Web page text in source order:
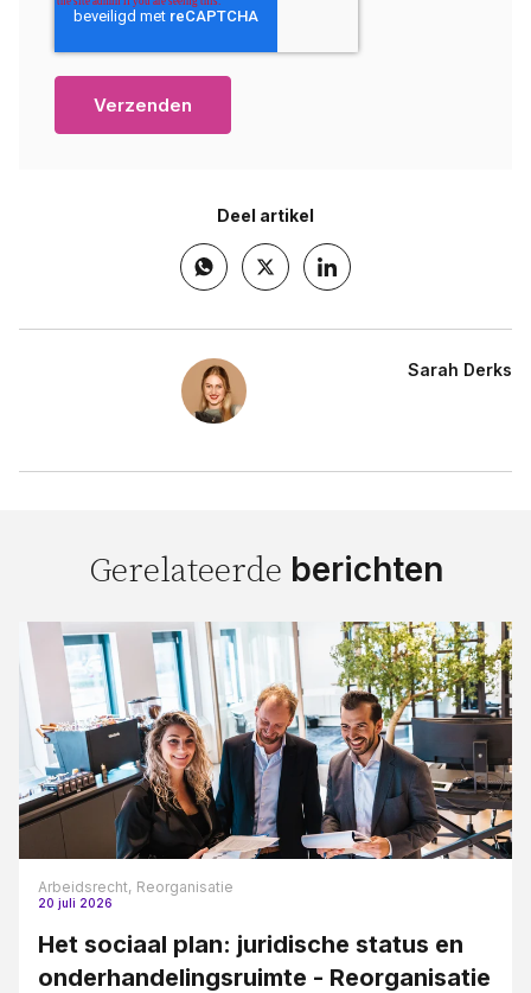
Deel artikel
Sarah Derks
Gerelateerde berichten
Arbeidsrecht, Reorganisatie
20 juli 2026
Het sociaal plan: juridische status en
onderhandelingsruimte - Reorganisatie